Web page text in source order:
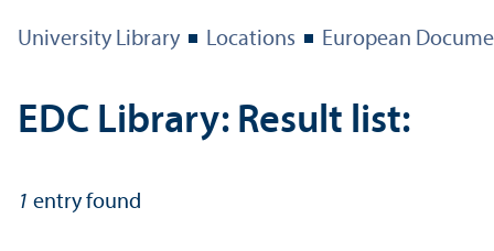
University Library Locations European
EDC Library: Result list:
1 entry found